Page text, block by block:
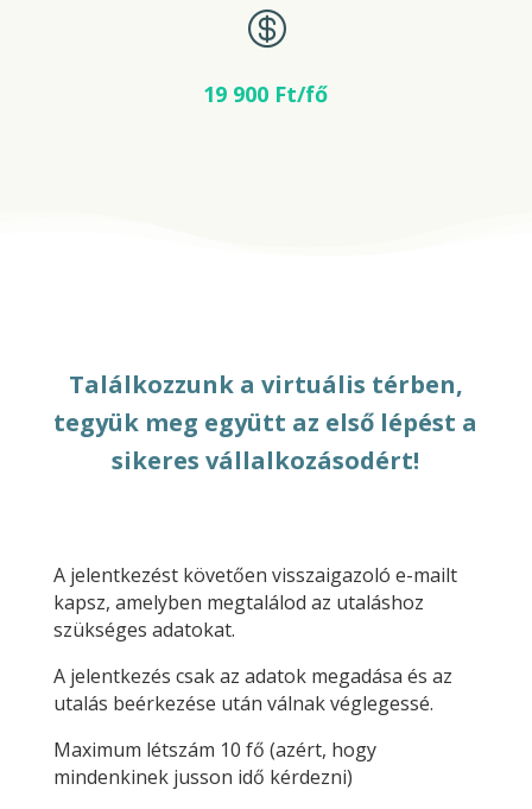

19 900 Ft/fő
Találkozzunk a virtuális térben,
tegyük meg együtt az első lépést a
sikeres vállalkozásodért!
A jelentkezést követően visszaigazoló e-mailt
kapsz, amelyben megtalálod az utaláshoz
szükséges adatokat.
A jelentkezés csak az adatok megadása és az
utalás beérkezése után válnak véglegessé.
Maximum létszám 10 fő (azért, hogy
mindenkinek jusson idő kérdezni)